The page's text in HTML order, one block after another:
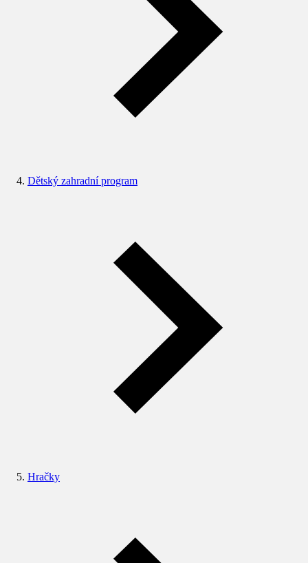
Dětský zahradní program
Hračky